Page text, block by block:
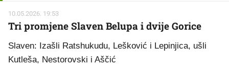
10.05.2026. 19:53
Tri promjene Slaven Belupa i dvije Gorice
Slaven: Izašli Ratshukudu, Lešković i Lepinjica, ušli
Kutleša, Nestorovski i Aščić